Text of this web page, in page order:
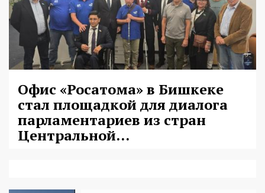
Офис «Росатома» в Бишкеке
стал площадкой для диалога
парламентариев из стран
Центральной...